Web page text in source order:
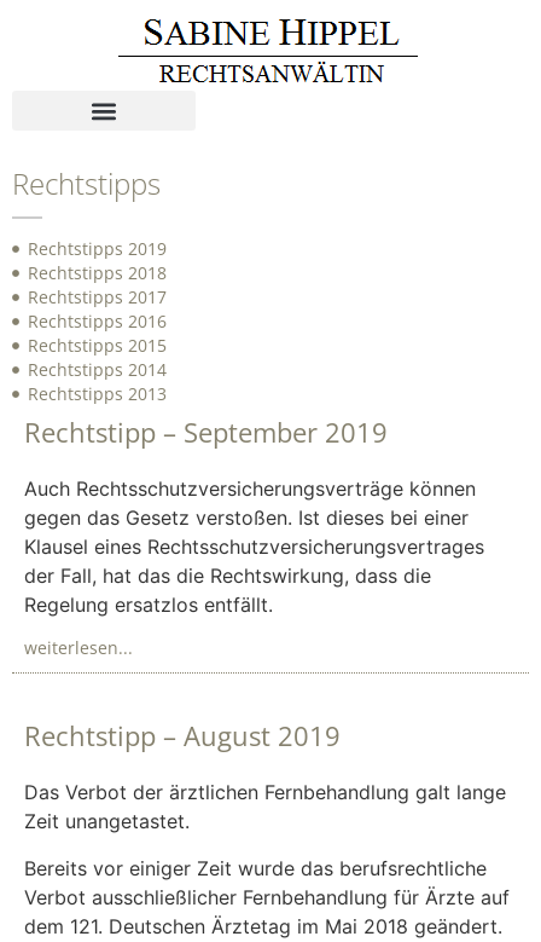
Rechtstipps
Rechtstipps 2019
Rechtstipps 2018
Rechtstipps 2017
Rechtstipps 2016
Rechtstipps 2015
Rechtstipps 2014
Rechtstipps 2013
Rechtstipp – September 2019
Auch Rechtsschutzversicherungsverträge können
gegen das Gesetz verstoßen. Ist dieses bei einer
Klausel eines Rechtsschutzversicherungsvertrages
der Fall, hat das die Rechtswirkung, dass die
Regelung ersatzlos entfällt.
weiterlesen...
Rechtstipp – August 2019
Das Verbot der ärztlichen Fernbehandlung galt lange
Zeit unangetastet.
Bereits vor einiger Zeit wurde das berufsrechtliche
Verbot ausschließlicher Fernbehandlung für Ärzte auf
dem 121. Deutschen Ärztetag im Mai 2018 geändert.